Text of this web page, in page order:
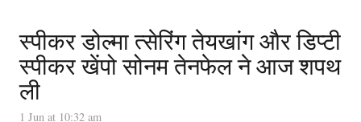
स्पीकर डोल्मा त्सेरिंग तेयखांग और डिप्टी
स्पीकर खेंपो सोनम तेनफेल ने आज शपथ
ली
1 Jun at 10:32 am